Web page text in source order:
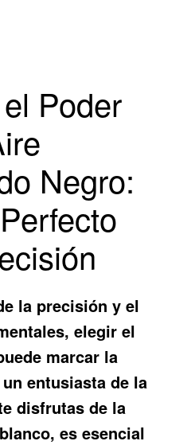
Poder
Negro:
la precisión y el
elegir el
marcar la
entusiasta de la
disfrutas de la
es esencial